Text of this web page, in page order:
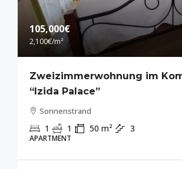
105,000€
2,100€/m²
Zweizimmerwohnung im
“Izida Palace”
Sonnenstrand
1 1 50 m² 3
APARTMENT